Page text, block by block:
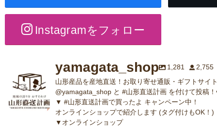
Instagramをフォロー
yamagata_shop 1,281
2,755
山形産品を産地直送！お取り寄せ通販・ギフトサイ
@yamagata_shop と #山形直送計画 を付けて投稿
▼ #山形直送計画で買ったよ キャンペーン中！
オンラインショップで紹介します (タグ付けもOK！)
▼オンラインショップ